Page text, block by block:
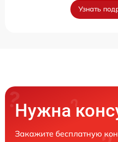
Узнать
Нужна
Закажите бесплатную